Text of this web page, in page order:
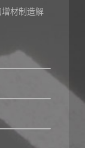
材制造解